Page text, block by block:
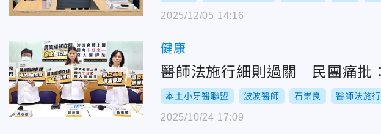
2025/12/05 14:16
健康
醫師法施行細則過關 民團痛批
本土小牙醫聯盟 波波醫師 石崇良 醫師法施行
2025/10/24 17:09